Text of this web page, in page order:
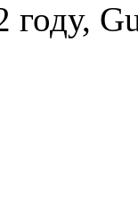
году,